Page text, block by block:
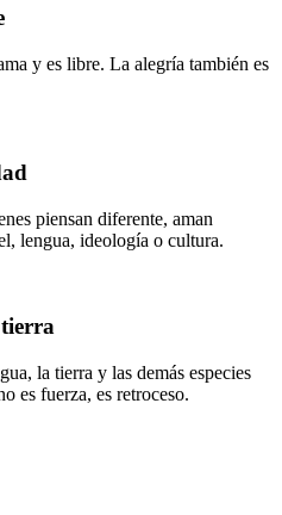
y es libre. La alegría también es
piensan diferente, aman
lengua, ideología o cultura.
la tierra y las demás especies
es fuerza, es retroceso.